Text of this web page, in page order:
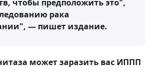
чтобы предположить это",
рака
— пишет издание.
может заразить вас ИППП